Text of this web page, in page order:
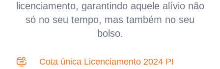
licenciamento, garantindo aquele alívio não
só no seu tempo, mas também no seu
bolso.
Cota única Licenciamento 2024 PI